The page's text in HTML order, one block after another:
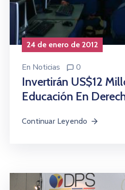
24 de enero de 2012
En Noticias 0
Invertirán US$12
Educación En
Continuar Leyendo